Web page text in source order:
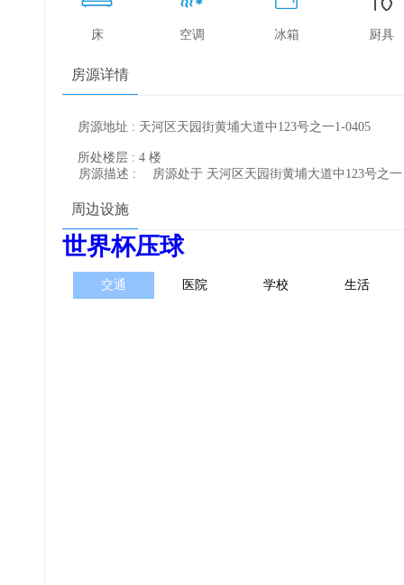
床 空调 冰箱 厨具
房源详情
房源地址 : 天河区天园街黄埔大道中123号之一1-0405
所处楼层 : 4 楼
房源描述 :
房源处于 天河区天园街黄埔大道中123号之
周边设施